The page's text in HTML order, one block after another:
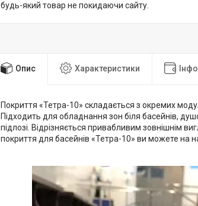
будь-який товар не покидаючи сайту.
Опис Характеристики
Покриття «Тетра-10» складається з окремих
Підходить для обладнання зон біля басейнів,
підлозі. Відрізняється привабливим зовнішнім
покриття для басейнів «Тетра-10» ви можете на